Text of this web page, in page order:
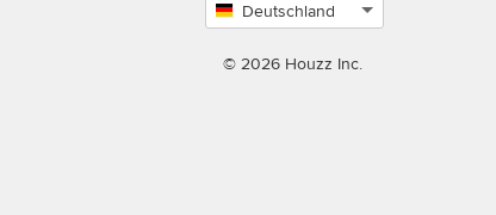
Deutschland
auswählen
© 2026 Houzz Inc.